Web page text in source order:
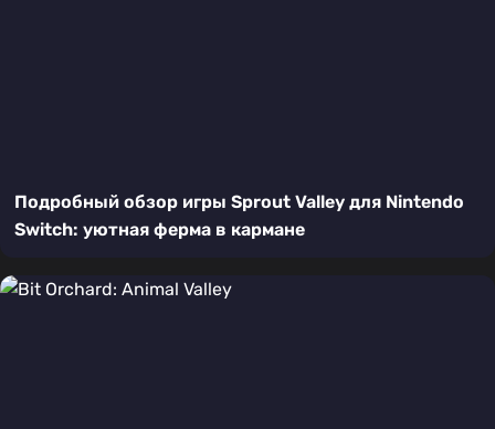
Подробный обзор игры Sprout Valley для Nintendo
Switch: уютная ферма в кармане